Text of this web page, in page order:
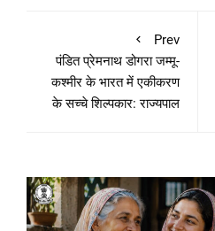
Prev
पंडित प्रेमनाथ डोगरा जम्मू-
कश्मीर के भारत में एकीकरण
के सच्चे शिल्पकार: राज्यपाल